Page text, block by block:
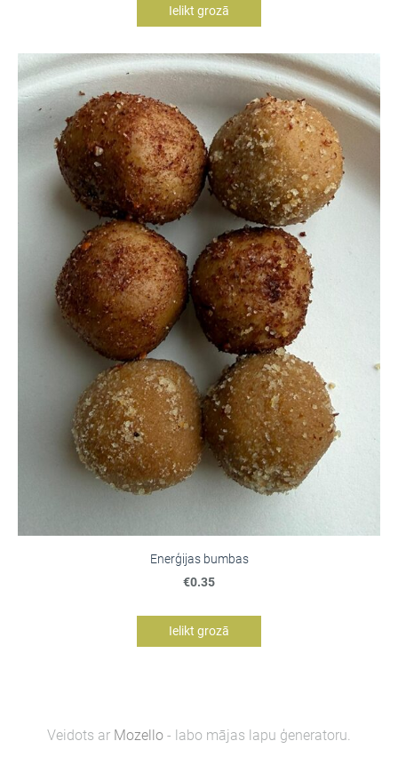
Ielikt grozā
Enerģijas bumbas
€0.35
Ielikt grozā
Veidots ar Mozello - labo mājas lapu ģeneratoru.